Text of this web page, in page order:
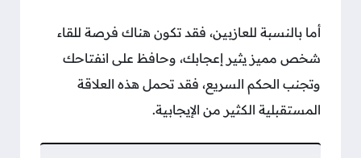
أما بالنسبة للعازبين، فقد تكون هناك فرصة للقاء
شخص مميز يثير إعجابك، وحافظ على انفتاحك
وتجنب الحكم السريع، فقد تحمل هذه العلاقة
المستقبلية الكثير من الإيجابية.